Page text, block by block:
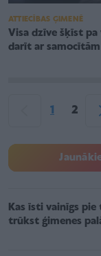
ATTIECĪBAS ĢIMENĒ
Visa dzīve šķīst
darīt ar
1 2
Kas īsti vainīgs pie
trūkst ģimenes